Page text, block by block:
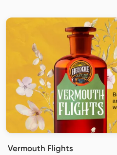
Vermouth Flights